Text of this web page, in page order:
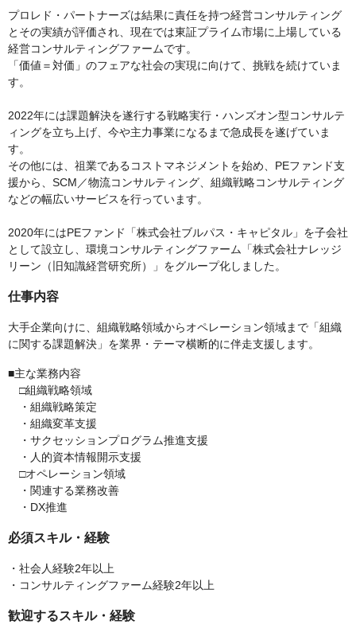
プロレド・パートナーズは結果に責任を持つ経営コンサルティング
とその実績が評価され、現在では東証プライム市場に上場している
経営コンサルティングファームです。
「価値＝対価」のフェアな社会の実現に向けて、挑戦を続けていま
す。
2022年には課題解決を遂行する戦略実行・ハンズオン型コンサルテ
ィングを立ち上げ、今や主力事業になるまで急成長を遂げていま
す。
その他には、祖業であるコストマネジメントを始め、PEファンド支
援から、SCM／物流コンサルティング、組織戦略コンサルティング
などの幅広いサービスを行っています。
2020年にはPEファンド「株式会社ブルパス・キャピタル」を子会社
として設立し、環境コンサルティングファーム「株式会社ナレッジ
リーン（旧知識経営研究所）」をグループ化しました。
仕事内容
大手企業向けに、組織戦略領域からオペレーション領域まで「組織
に関する課題解決」を業界・テーマ横断的に伴走支援します。
■主な業務内容
□組織戦略領域
・組織戦略策定
・組織変革支援
・サクセッションプログラム推進支援
・人的資本情報開示支援
□オペレーション領域
・関連する業務改善
・DX推進
必須スキル・経験
・社会人経験2年以上
・コンサルティングファーム経験2年以上
歓迎するスキル・経験